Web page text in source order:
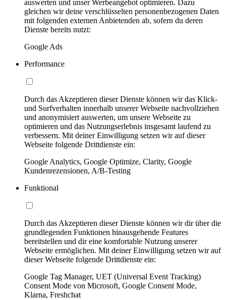
auswerten und unser Werbeangebot optimieren. Dazu
gleichen wir deine verschlüsselten personenbezogenen Daten
mit folgenden externen Anbietenden ab, sofern du deren
Dienste bereits nutzt:
Google Ads
Performance
Durch das Akzeptieren dieser Dienste können wir das Klick-
und Surfverhalten innerhalb unserer Webseite nachvollziehen
und anonymisiert auswerten, um unsere Webseite zu
optimieren und das Nutzungserlebnis insgesamt laufend zu
verbessern. Mit deiner Einwilligung setzen wir auf dieser
Webseite folgende Drittdienste ein:
Google Analytics, Google Optimize, Clarity, Google
Kundenrezensionen, A/B-Testing
Funktional
Durch das Akzeptieren dieser Dienste können wir dir über die
grundlegenden Funktionen hinausgehende Features
bereitstellen und dir eine komfortable Nutzung unserer
Webseite ermöglichen. Mit deiner Einwilligung setzen wir auf
dieser Webseite folgende Drittdienste ein:
Google Tag Manager, UET (Universal Event Tracking)
Consent Mode von Microsoft, Google Consent Mode,
Klarna, Freshchat